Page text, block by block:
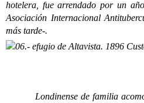
hotelera, fue arrendado por un
Asociación Internacional
más tarde-.
Londinense de familia